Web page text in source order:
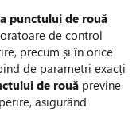
punctului de rouă
de control
precum și în orice
de parametri exacți
de rouă previne
asigurând